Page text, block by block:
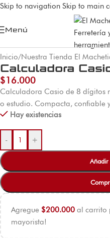
Skip to navigation Skip to main
Menú
Inicio/Nuestra Tienda El
Calculadora
$16.000
Calculadora Casio de 8 dígitos
o estudio. Compacta, confiable
Hay existencias
- +
Agregue $200.000 al carrito
mayorista!